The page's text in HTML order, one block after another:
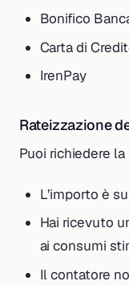
Bonifico
Carta di
IrenPay
Rateizzazione
Puoi richiedere
L’importo è
Hai ricevuto
ai consumi
Il contatore